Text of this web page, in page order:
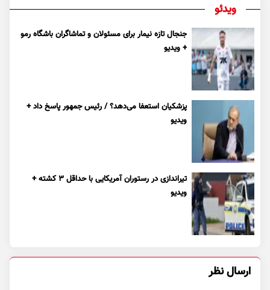
ویدئو
جنجال تازه نیمار برای مسئولان و تماشاگران باشگاه رمو
+ ویدیو
پزشکیان استعفا می‌دهد؟ / رئیس جمهور پاسخ داد +
ویدیو
تیراندازی در رستوران آمریکایی با حداقل ۳ کشته +
ویدیو
ارسال نظر